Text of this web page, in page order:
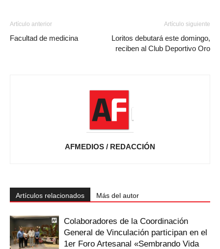
Artículo anterior
Facultad de medicina
Artículo siguiente
Loritos debutará este domingo,
reciben al Club Deportivo Oro
AFMEDIOS / REDACCIÓN
Artículos relacionados Más del autor
Colaboradores de la Coordinación
General de Vinculación participan en el
1er Foro Artesanal «Sembrando Vida